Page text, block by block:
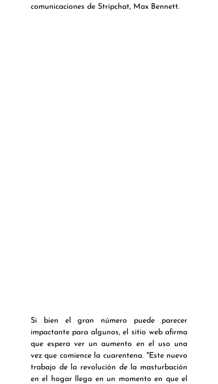
comunicaciones de Stripchat, Max Bennett.
Si bien el gran número puede parecer
impactante para algunos, el sitio web afirma
que espera ver un aumento en el uso una
vez que comience la cuarentena. "Este nuevo
trabajo de la revolución de la masturbación
en el hogar llega en un momento en que el